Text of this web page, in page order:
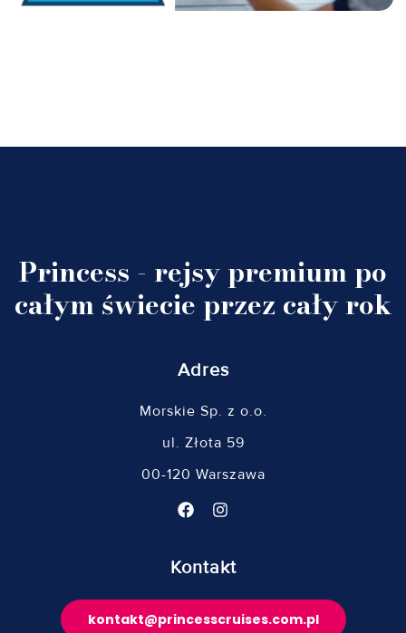
Princess - rejsy premium po
całym świecie przez cały rok
Adres
Morskie Sp. z o.o.
ul. Złota 59
00-120 Warszawa
Kontakt
kontakt@princesscruises.com.pl